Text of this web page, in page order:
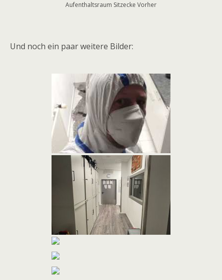
Aufenthaltsraum Sitzecke Vorher
Und noch ein paar weitere Bilder: